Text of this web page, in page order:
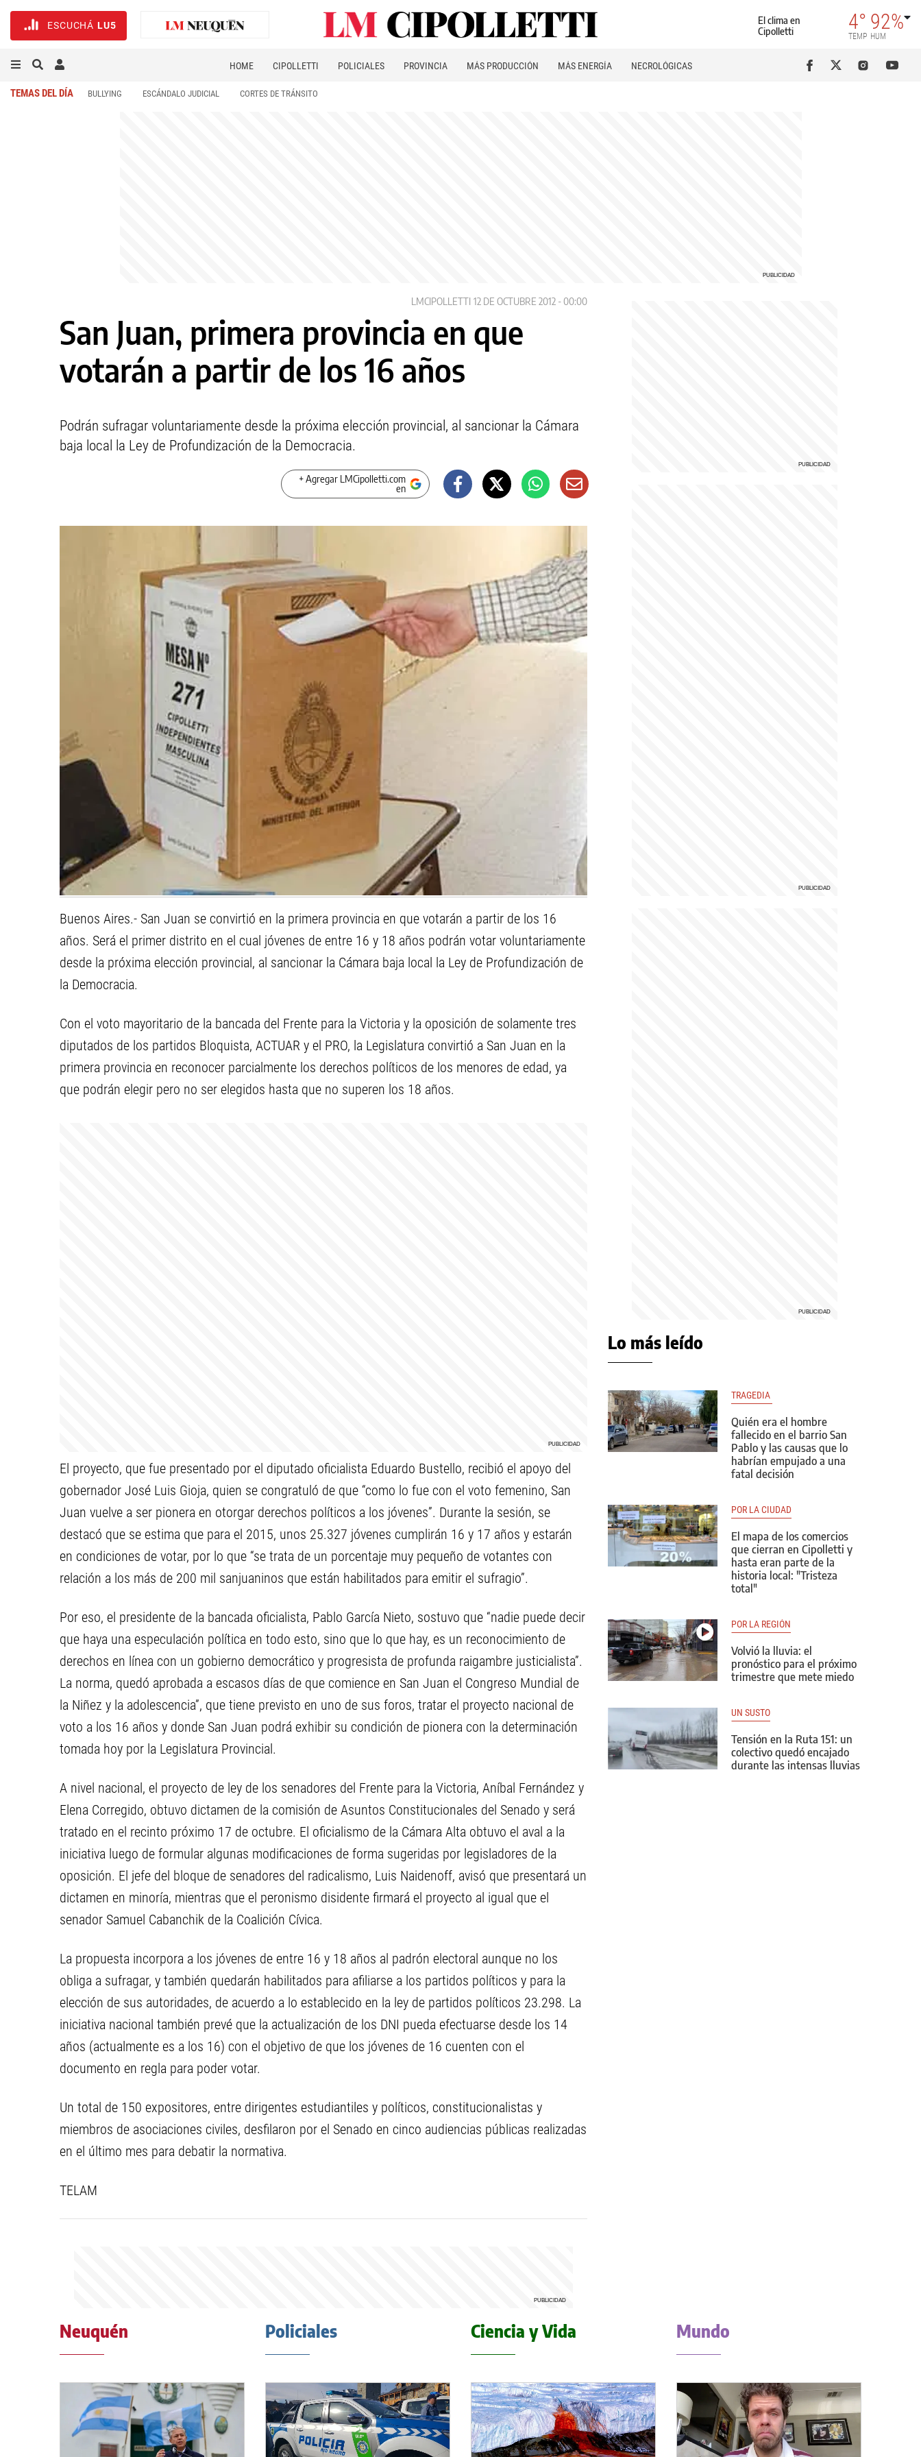
ESCUCHÁ LU5
El clima en
Cipolletti
4°
TEMP
92%
HUM
HOME CIPOLLETTI POLICIALES PROVINCIA MÁS PRODUCCIÓN MÁS ENERGÍA NECROLÓGICAS
TEMAS DEL DÍA BULLYING ESCÁNDALO JUDICIAL CORTES DE TRÁNSITO
LMCIPOLLETTI 12 DE OCTUBRE 2012 - 00:00
San Juan, primera provincia en que
votarán a partir de los 16 años
Podrán sufragar voluntariamente desde la próxima elección provincial, al sancionar la Cámara
baja local la Ley de Profundización de la Democracia.
+ Agregar LMCipolletti.com
en
Buenos Aires.- San Juan se convirtió en la primera provincia en que votarán a partir de los 16
años. Será el primer distrito en el cual jóvenes de entre 16 y 18 años podrán votar voluntariamente
desde la próxima elección provincial, al sancionar la Cámara baja local la Ley de Profundización de
la Democracia.
Con el voto mayoritario de la bancada del Frente para la Victoria y la oposición de solamente tres
diputados de los partidos Bloquista, ACTUAR y el PRO, la Legislatura convirtió a San Juan en la
primera provincia en reconocer parcialmente los derechos políticos de los menores de edad, ya
que podrán elegir pero no ser elegidos hasta que no superen los 18 años.
El proyecto, que fue presentado por el diputado oficialista Eduardo Bustello, recibió el apoyo del
gobernador José Luis Gioja, quien se congratuló de que “como lo fue con el voto femenino, San
Juan vuelve a ser pionera en otorgar derechos políticos a los jóvenes”. Durante la sesión, se
destacó que se estima que para el 2015, unos 25.327 jóvenes cumplirán 16 y 17 años y estarán
en condiciones de votar, por lo que “se trata de un porcentaje muy pequeño de votantes con
relación a los más de 200 mil sanjuaninos que están habilitados para emitir el sufragio”.
Por eso, el presidente de la bancada oficialista, Pablo García Nieto, sostuvo que “nadie puede decir
que haya una especulación política en todo esto, sino que lo que hay, es un reconocimiento de
derechos en línea con un gobierno democrático y progresista de profunda raigambre justicialista”.
La norma, quedó aprobada a escasos días de que comience en San Juan el Congreso Mundial de
la Niñez y la adolescencia”, que tiene previsto en uno de sus foros, tratar el proyecto nacional de
voto a los 16 años y donde San Juan podrá exhibir su condición de pionera con la determinación
tomada hoy por la Legislatura Provincial.
A nivel nacional, el proyecto de ley de los senadores del Frente para la Victoria, Aníbal Fernández y
Elena Corregido, obtuvo dictamen de la comisión de Asuntos Constitucionales del Senado y será
tratado en el recinto próximo 17 de octubre. El oficialismo de la Cámara Alta obtuvo el aval a la
iniciativa luego de formular algunas modificaciones de forma sugeridas por legisladores de la
oposición. El jefe del bloque de senadores del radicalismo, Luis Naidenoff, avisó que presentará un
dictamen en minoría, mientras que el peronismo disidente firmará el proyecto al igual que el
senador Samuel Cabanchik de la Coalición Cívica.
La propuesta incorpora a los jóvenes de entre 16 y 18 años al padrón electoral aunque no los
obliga a sufragar, y también quedarán habilitados para afiliarse a los partidos políticos y para la
elección de sus autoridades, de acuerdo a lo establecido en la ley de partidos políticos 23.298. La
iniciativa nacional también prevé que la actualización de los DNI pueda efectuarse desde los 14
años (actualmente es a los 16) con el objetivo de que los jóvenes de 16 cuenten con el
documento en regla para poder votar.
Un total de 150 expositores, entre dirigentes estudiantiles y políticos, constitucionalistas y
miembros de asociaciones civiles, desfilaron por el Senado en cinco audiencias públicas realizadas
en el último mes para debatir la normativa.
TELAM
Lo más leído
TRAGEDIA
Quién era el hombre
fallecido en el barrio San
Pablo y las causas que lo
habrían empujado a una
fatal decisión
POR LA CIUDAD
El mapa de los comercios
que cierran en Cipolletti y
hasta eran parte de la
historia local: "Tristeza
total"
POR LA REGIÓN
Volvió la lluvia: el
pronóstico para el próximo
trimestre que mete miedo
UN SUSTO
Tensión en la Ruta 151: un
colectivo quedó encajado
durante las intensas lluvias
Neuquén Policiales Ciencia y Vida Mundo